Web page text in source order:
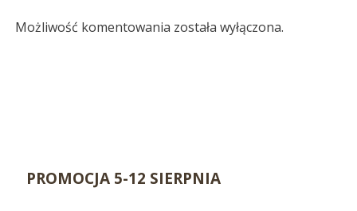
Możliwość komentowania została wyłączona.
PROMOCJA 5-12 SIERPNIA